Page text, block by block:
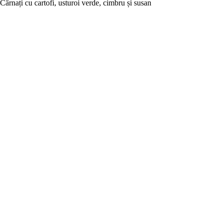
Cârnați cu cartofi, usturoi verde, cimbru și susan